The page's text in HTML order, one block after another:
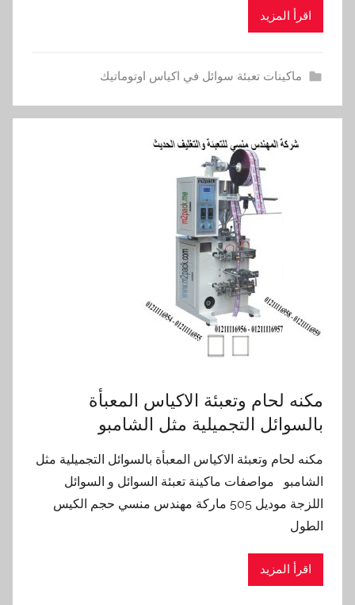
اقرأ المزيد
ماكينات تعبئة سوائل في اكياس اوتوماتيك
مكنه لحام وتعبئة الاكياس المعبأة
بالسوائل التجميلية مثل الشامبو
مكنه لحام وتعبئة الاكياس المعبأة بالسوائل التجميلية مثل
الشامبو مواصفات ماكينة تعبئة السوائل و السوائل
اللزجة موديل 505 ماركة مهندس منسي حجم الكيس
الطول
اقرأ المزيد